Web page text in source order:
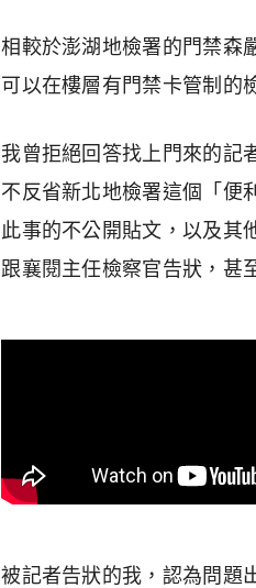
相較於澎湖地檢署的門禁森
可以在樓層有門禁卡管制的
我曾拒絕回答找上門來的記
不反省新北地檢署這個「便
此事的不公開貼文，以及其
跟襄閱主任檢察官告狀，甚
被記者告狀的我，認為問題